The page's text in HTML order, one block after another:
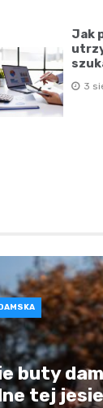
Jak
3
buty
tej